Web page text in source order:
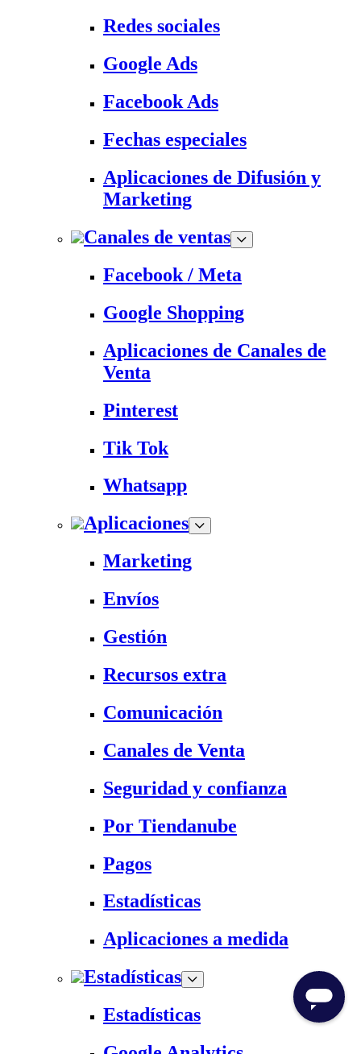
Redes sociales
Google Ads
Facebook Ads
Fechas especiales
Aplicaciones de Difusión y
Marketing
Canales de ventas
Facebook / Meta
Google Shopping
Aplicaciones de Canales de
Venta
Pinterest
Tik Tok
Whatsapp
Aplicaciones
Marketing
Envíos
Gestión
Recursos extra
Comunicación
Canales de Venta
Seguridad y confianza
Por Tiendanube
Pagos
Estadísticas
Aplicaciones a medida
Estadísticas
Estadísticas